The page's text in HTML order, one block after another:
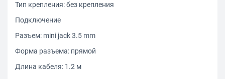
Тип крепления: без крепления
Подключение
Разъем: mini jack 3.5 mm
Форма разъема: прямой
Длина кабеля: 1.2 м